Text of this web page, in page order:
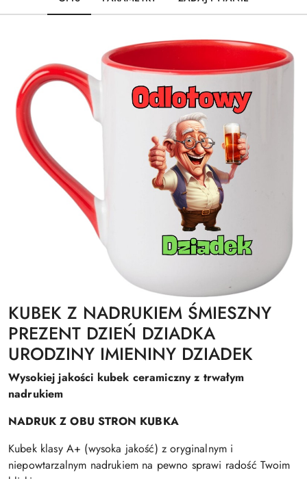
KUBEK Z NADRUKIEM ŚMIESZNY
PREZENT DZIEŃ DZIADKA
URODZINY IMIENINY DZIADEK
Wysokiej jakości kubek ceramiczny z trwałym
nadrukiem
NADRUK Z OBU STRON KUBKA
Kubek klasy A+ (wysoka jakość) z oryginalnym i
niepowtarzalnym nadrukiem na pewno sprawi radość Twoim